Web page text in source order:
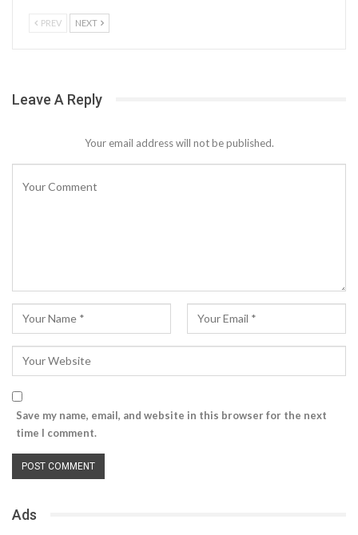
PREV NEXT
Leave A Reply
Your email address will not be published.
Save my name, email, and website in this browser for the next
time I comment.
Ads